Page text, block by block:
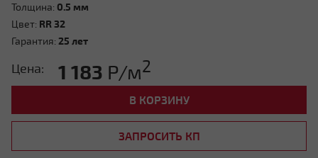
Толщина: 0.5 мм
Цвет: RR 32
Гарантия: 25 лет
Цена: 1 183 Р/м2
В КОРЗИНУ
ЗАПРОСИТЬ КП